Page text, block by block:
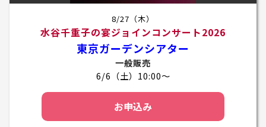
8/27（木）
水谷千重子の宴ジョインコンサート2026
東京ガーデンシアター
一般販売
6/6（土）10:00～
お申込み